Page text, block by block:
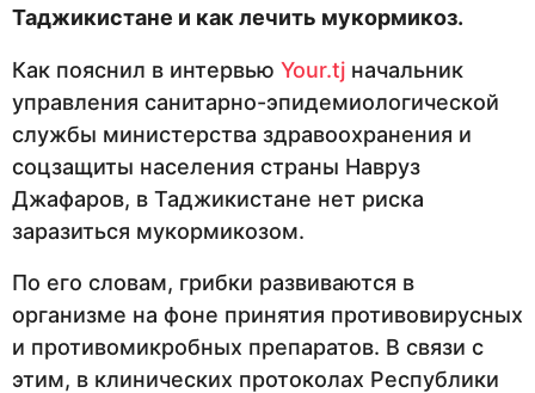
Таджикистане и как лечить мукормикоз.
Как пояснил в интервью Your.tj начальник
управления санитарно-эпидемиологической
службы министерства здравоохранения и
соцзащиты населения страны Навруз
Джафаров, в Таджикистане нет риска
заразиться мукормикозом.
По его словам, грибки развиваются в
организме на фоне принятия противовирусных
и противомикробных препаратов. В связи с
этим, в клинических протоколах Республики